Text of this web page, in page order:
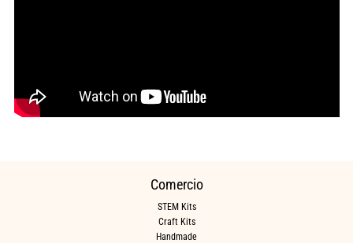
Comercio
STEM Kits
Craft Kits
Handmade